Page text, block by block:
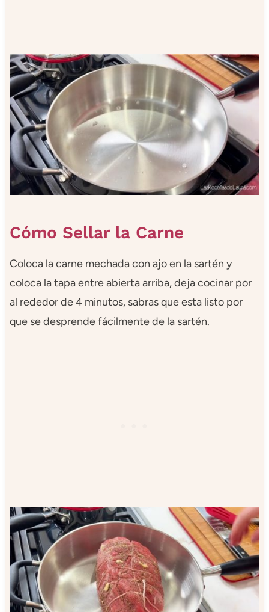
Cómo Sellar la Carne
Coloca la carne mechada con ajo en la sartén y
coloca la tapa entre abierta arriba, deja cocinar por
al rededor de 4 minutos, sabras que esta listo por
que se desprende fácilmente de la sartén.